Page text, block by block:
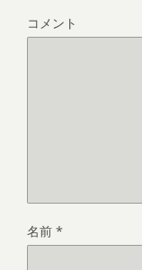
コメント
名前 *